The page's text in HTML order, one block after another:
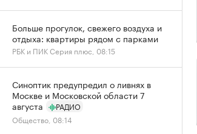
Больше прогулок, свежего воздуха и
отдыха: квартиры рядом с парками
РБК и ПИК Серия плюс, 08:15
Синоптик предупредил о ливнях в
Москве и Московской области 7
августа
РАДИО
Общество, 08:14